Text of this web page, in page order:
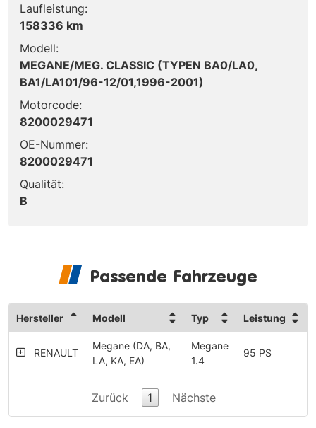
Laufleistung:
158336 km
Modell:
MEGANE/MEG. CLASSIC (TYPEN BA0/LA0,
BA1/LA101/96-12/01,1996-2001)
Motorcode:
8200029471
OE-Nummer:
8200029471
Qualität:
B
Passende Fahrzeuge
Hersteller Modell Typ Leistung
RENAULT
Megane (DA, BA,
LA, KA, EA)
Megane
1.4
95 PS
Zurück 1 Nächste